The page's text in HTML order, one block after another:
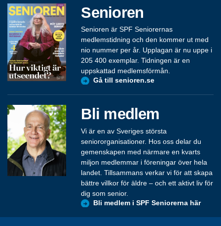
Senioren
Senioren är SPF Seniorernas
medlemstidning och den kommer ut med
nio nummer per år. Upplagan är nu uppe i
205 400 exemplar. Tidningen är en
uppskattad medlemsförmån.
Gå till senioren.se
Bli medlem
Vi är en av Sveriges största
seniororganisationer. Hos oss delar du
gemenskapen med närmare en kvarts
miljon medlemmar i föreningar över hela
landet. Tillsammans verkar vi för att skapa
bättre villkor för äldre – och ett aktivt liv för
dig som senior.
Bli medlem i SPF Seniorerna här